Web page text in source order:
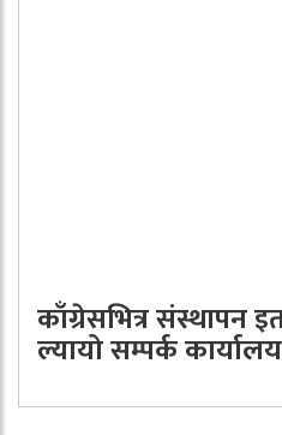
काँग्रेसभित्र संस्थापन
ल्यायो सम्पर्क कार्यालय